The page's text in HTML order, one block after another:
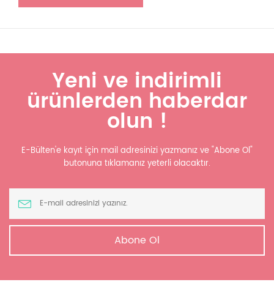
Yeni ve indirimli
ürünlerden haberdar
olun !
E-Bülten'e kayıt için mail adresinizi yazmanız ve "Abone Ol"
butonuna tıklamanız yeterli olacaktır.
Abone Ol